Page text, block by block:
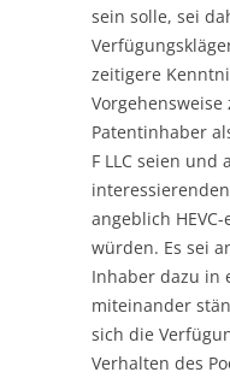
sein solle, sei
zeitigere
Patentinhaber
F LLC seien
angeblich
würden. Es sei
Inhaber dazu in
miteinander
sich die
Verhalten des